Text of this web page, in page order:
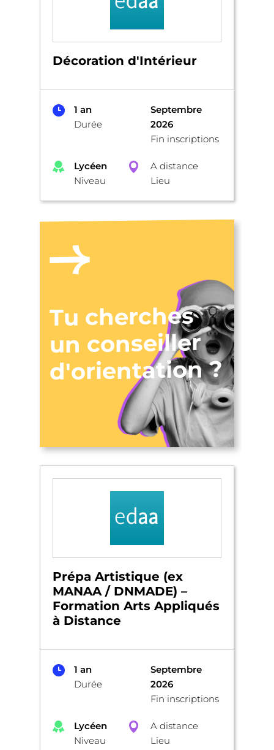
Décoration d'Intérieur
1 an
Durée
Septembre
2026
Fin inscriptions
Lycéen
Niveau
A distance
Lieu
Tu cherches
un conseiller
d'orientation ?
Prépa Artistique (ex
MANAA / DNMADE) –
Formation Arts Appliqués
à Distance
1 an
Durée
Septembre
2026
Fin inscriptions
Lycéen
Niveau
A distance
Lieu